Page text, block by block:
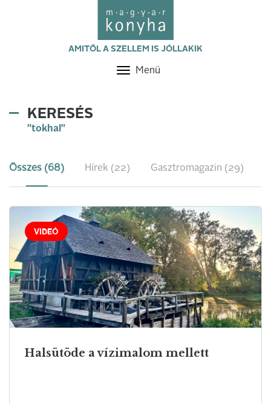
AMITŐL A SZELLEM IS JÓLLAKIK
Toggle
Menü
KERESÉS
"tokhal"
Összes (68) Hírek (22) Gasztromagazin (29)
VIDEÓ
Halsütöde a vízimalom mellett